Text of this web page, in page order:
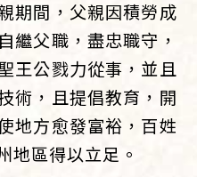
期間，父親因積勞成
繼父職，盡忠職守，
王公戮力從事，並且
術，且提倡教育，開
地方愈發富裕，百姓
地區得以立足。